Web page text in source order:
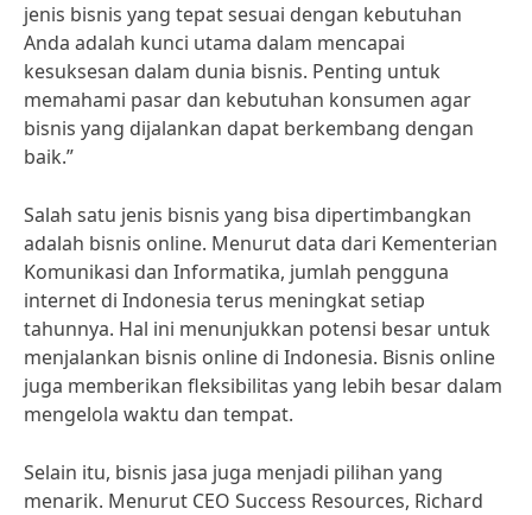
jenis bisnis yang tepat sesuai dengan kebutuhan
Anda adalah kunci utama dalam mencapai
kesuksesan dalam dunia bisnis. Penting untuk
memahami pasar dan kebutuhan konsumen agar
bisnis yang dijalankan dapat berkembang dengan
baik.”
Salah satu jenis bisnis yang bisa dipertimbangkan
adalah bisnis online. Menurut data dari Kementerian
Komunikasi dan Informatika, jumlah pengguna
internet di Indonesia terus meningkat setiap
tahunnya. Hal ini menunjukkan potensi besar untuk
menjalankan bisnis online di Indonesia. Bisnis online
juga memberikan fleksibilitas yang lebih besar dalam
mengelola waktu dan tempat.
Selain itu, bisnis jasa juga menjadi pilihan yang
menarik. Menurut CEO Success Resources, Richard